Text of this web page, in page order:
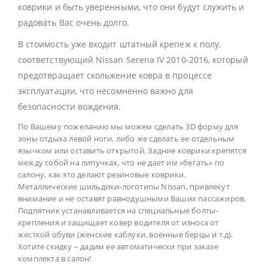
коврики и быть уверенными, что они будут служить и
радовать Вас очень долго.
В стоимость уже входит штатный крепеж к полу,
соответствующий Nissan Serena IV 2010-2016, который
предотвращает скольжение ковра в процессе
эксплуатации, что несомненно важно для
безопасности вождения.
По Вашему пожеланию мы можем сделать 3D форму для
зоны отдыха левой ноги, либо же сделать ее отдельным
язычком или оставить открытой. Задние коврики крепятся
между собой на липучках, что не дает им «бегать» по
салону, как это делают резиновые коврики.
Металлические шильдики-логотипы Nissan, привлекут
внимание и не оставят равнодушными Ваших пассажиров.
Подпятник устанавливается на специальные болты-
крепления и защищает ковер водителя от износа от
жесткой обуви (женские каблуки, военные берцы и т.д).
Хотите скидку – дадим ее автоматически при заказе
комплекта в салон!